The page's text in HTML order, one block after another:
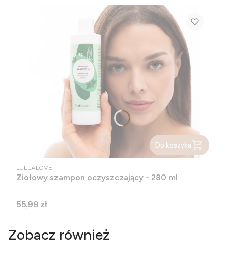
Do koszyka
PRODUCENT
LULLALOVE
Ziołowy szampon oczyszczający - 280 ml
Cena
55,99 zł
Zobacz również